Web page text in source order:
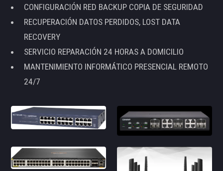
CONFIGURACIÓN RED BACKUP COPIA DE SEGURIDAD
RECUPERACIÓN DATOS PERDIDOS, LOST DATA
RECOVERY
SERVICIO REPARACIÓN 24 HORAS A DOMICILIO
MANTENIMIENTO INFORMÁTICO PRESENCIAL REMOTO
24/7